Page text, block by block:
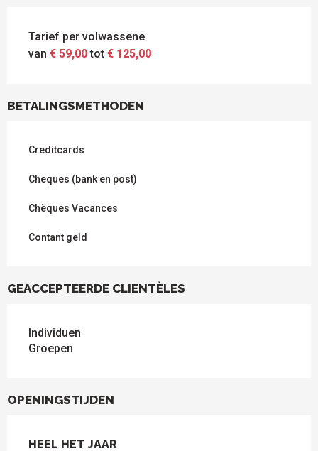
Tarief per volwassene
van € 59,00tot € 125,00
BETALINGSMETHODEN
Creditcards
Cheques (bank en post)
Chèques Vacances
Contant geld
GEACCEPTEERDE CLIENTÈLES
Individuen
Groepen
OPENINGSTIJDEN
HEEL HET JAAR
HEEL HET JAAR